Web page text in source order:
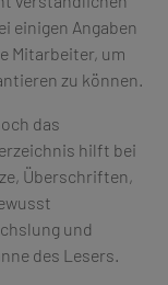
einigen Angaben
Mitarbeiter, um
zu können.
das
hilft bei
Überschriften,
und
des Lesers.